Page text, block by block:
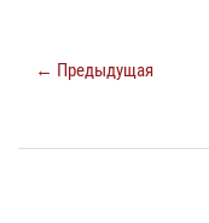
← Предыдущая